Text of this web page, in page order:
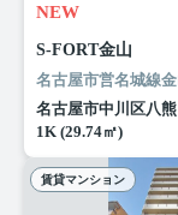
NEW
S-FORT金山
名古屋市中川区八熊
1K (29.74㎡)
賃貸マンション